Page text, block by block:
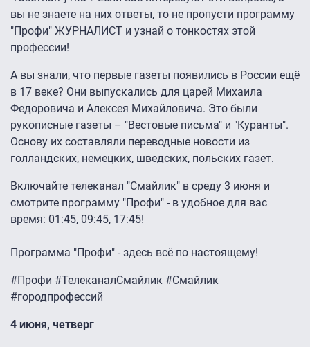
вы не знаете на них ответы, то не пропусти программу
"Профи" ЖУРНАЛИСТ и узнай о тонкостях этой
профессии!
А вы знали, что первые газеты появились в России ещё
в 17 веке? Они выпускались для царей Михаила
Федоровича и Алексея Михайловича. Это были
рукописные газеты – "Вестовые письма" и "Куранты".
Основу их составляли переводные новости из
голландских, немецких, шведских, польских газет.
Включайте телеканал "Смайлик" в среду 3 июня и
смотрите программу "Профи" - в удобное для вас
время: 01:45, 09:45, 17:45!
Программа "Профи" - здесь всё по настоящему!
#Профи #ТелеканалСмайлик #Смайлик
#городпрофессий
4 июня, четверг